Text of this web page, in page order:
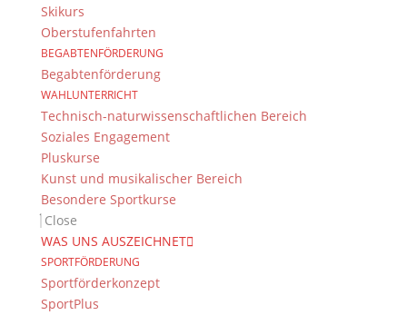
Skikurs
Oberstufenfahrten
BEGABTENFÖRDERUNG
Begabtenförderung
WAHLUNTERRICHT
Technisch-naturwissenschaftlichen Bereich
Soziales Engagement
Pluskurse
Kunst und musikalischer Bereich
Besondere Sportkurse
Close
WAS UNS AUSZEICHNET
SPORTFÖRDERUNG
Sportförderkonzept
SportPlus
Veranstaltungen für 28.
Juli 2026
Veranstaltungen Suche und
Ansichten, Navigation
Zeige Veranstaltungen Suche
Veranstaltungen Suche
Tag
Suche
Veranstaltung Ansichten-
Navigation
Anzeigen als